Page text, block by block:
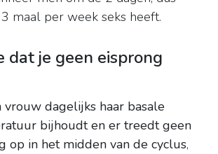
maal per week seks heeft.
dat je geen eisprong
vrouw dagelijks haar basale
bijhoudt en er treedt geen
op in het midden van de cyclus,